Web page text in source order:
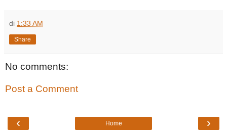
di 1:33 AM
Share
No comments:
Post a Comment
‹ ›
Home